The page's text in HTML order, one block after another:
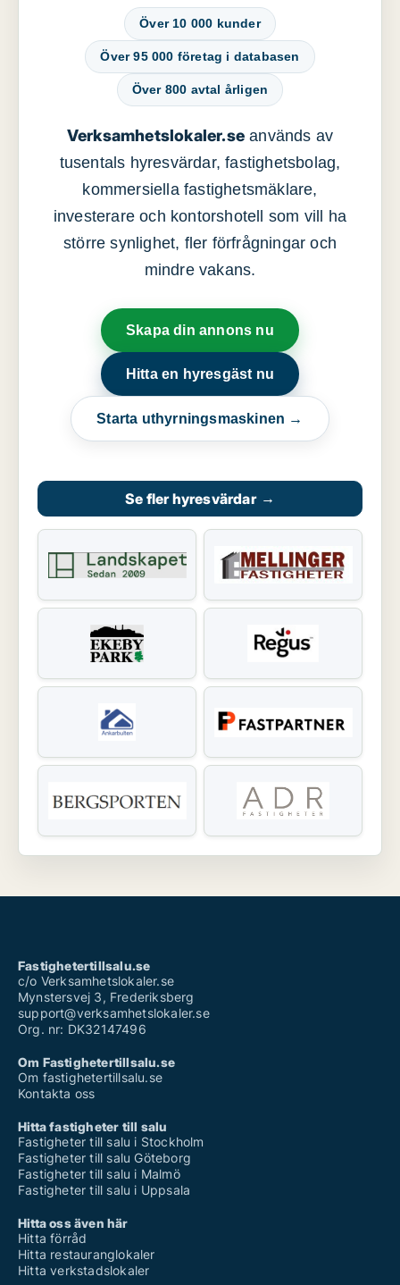
Över 10 000 kunder
Över 95 000 företag i databasen
Över 800 avtal årligen
Verksamhetslokaler.se används av
tusentals hyresvärdar, fastighetsbolag,
kommersiella fastighetsmäklare,
investerare och kontorshotell som vill ha
större synlighet, fler förfrågningar och
mindre vakans.
Skapa din annons nu
Hitta en hyresgäst nu
Starta uthyrningsmaskinen →
Se fler hyresvärdar →
Fastighetertillsalu.se
c/o Verksamhetslokaler.se
Mynstersvej 3, Frederiksberg
support@verksamhetslokaler.se
Org. nr: DK32147496
Om Fastighetertillsalu.se
Om fastighetertillsalu.se
Kontakta oss
Hitta fastigheter till salu
Fastigheter till salu i Stockholm
Fastigheter till salu Göteborg
Fastigheter till salu i Malmö
Fastigheter till salu i Uppsala
Hitta oss även här
Hitta förråd
Hitta restauranglokaler
Hitta verkstadslokaler